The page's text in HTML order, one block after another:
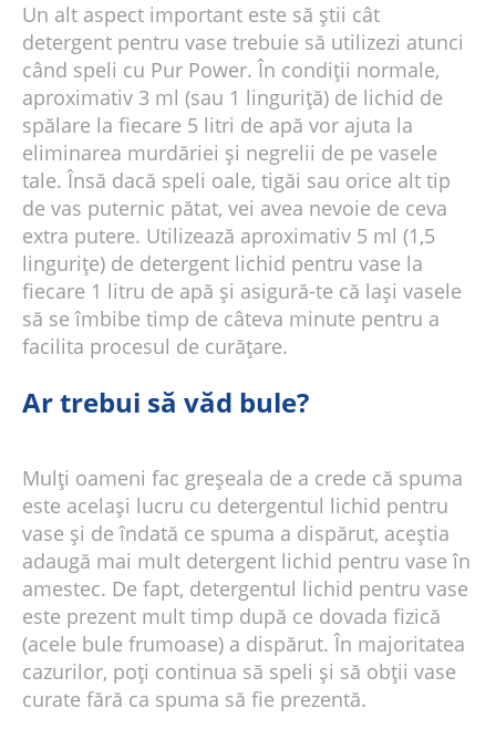
Un alt aspect important este să știi cât
detergent pentru vase trebuie să utilizezi atunci
când speli cu Pur Power. În condiții normale,
aproximativ 3 ml (sau 1 linguriță) de lichid de
spălare la fiecare 5 litri de apă vor ajuta la
eliminarea murdăriei și negrelii de pe vasele
tale. Însă dacă speli oale, tigăi sau orice alt tip
de vas puternic pătat, vei avea nevoie de ceva
extra putere. Utilizează aproximativ 5 ml (1,5
lingurițe) de detergent lichid pentru vase la
fiecare 1 litru de apă și asigură-te că lași vasele
să se îmbibe timp de câteva minute pentru a
facilita procesul de curățare.
Ar trebui să văd bule?
Mulți oameni fac greșeala de a crede că spuma
este același lucru cu detergentul lichid pentru
vase și de îndată ce spuma a dispărut, aceștia
adaugă mai mult detergent lichid pentru vase în
amestec. De fapt, detergentul lichid pentru vase
este prezent mult timp după ce dovada fizică
(acele bule frumoase) a dispărut. În majoritatea
cazurilor, poți continua să speli și să obții vase
curate fără ca spuma să fie prezentă.